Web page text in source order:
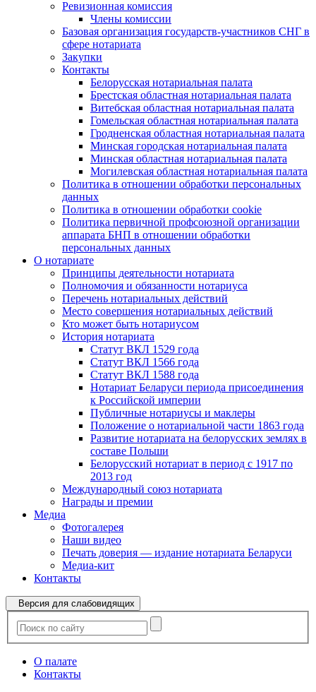
Ревизионная комиссия
Члены комиссии
Базовая организация государств-участников СНГ в
сфере нотариата
Закупки
Контакты
Белорусская нотариальная палата
Брестская областная нотариальная палата
Витебская областная нотариальная палата
Гомельская областная нотариальная палата
Гродненская областная нотариальная палата
Минская городская нотариальная палата
Минская областная нотариальная палата
Могилевская областная нотариальная палата
Политика в отношении обработки персональных
данных
Политика в отношении обработки cookie
Политика первичной профсоюзной организации
аппарата БНП в отношении обработки
персональных данных
О нотариате
Принципы деятельности нотариата
Полномочия и обязанности нотариуса
Перечень нотариальных действий
Место совершения нотариальных действий
Кто может быть нотариусом
История нотариата
Статут ВКЛ 1529 года
Статут ВКЛ 1566 года
Статут ВКЛ 1588 года
Нотариат Беларуси периода присоединения
к Российской империи
Публичные нотариусы и маклеры
Положение о нотариальной части 1863 года
Развитие нотариата на белорусских землях в
составе Польши
Белорусский нотариат в период с 1917 по
2013 год
Международный союз нотариата
Награды и премии
Медиа
Фотогалерея
Наши видео
Печать доверия — издание нотариата Беларуси
Медиа-кит
Контакты
Версия для слабовидящих
О палате
Контакты